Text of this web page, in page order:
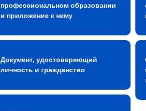
профессиональном образовании
и приложение к нему
Документ, удостоверяющий
личность и гражданство